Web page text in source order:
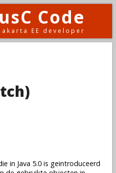
Code
EE developer
in Java 5.0 is geintroduceerd